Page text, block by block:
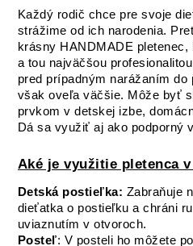
Každý rodič chce pre svoje
strážime od ich narodenia.
krásny HANDMADE
a tou najväčšou
pred prípadným narážaním
však oveľa väčšie. Môže byť
prvkom v detskej izbe,
Dá sa využiť aj ako podporný
Aké je využitie pletenca
Detská postieľka: Zabraňuje
dieťatka o postieľku a chráni
uviaznutím v otvoroch.
Posteľ: V posteli ho môžete